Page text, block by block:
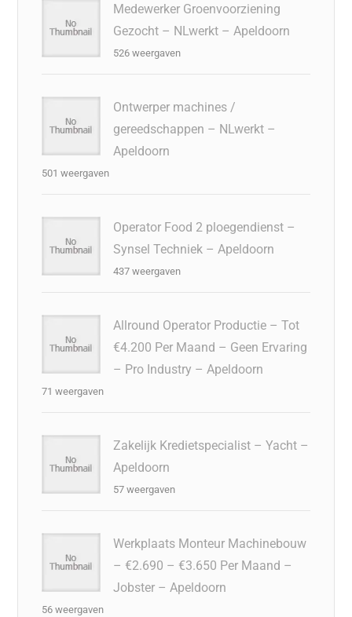
Medewerker Groenvoorziening
Gezocht – NLwerkt – Apeldoorn
526 weergaven
Ontwerper machines /
gereedschappen – NLwerkt –
Apeldoorn
501 weergaven
Operator Food 2 ploegendienst –
Synsel Techniek – Apeldoorn
437 weergaven
Allround Operator Productie – Tot
€4.200 Per Maand – Geen Ervaring
– Pro Industry – Apeldoorn
71 weergaven
Zakelijk Kredietspecialist – Yacht –
Apeldoorn
57 weergaven
Werkplaats Monteur Machinebouw
– €2.690 – €3.650 Per Maand –
Jobster – Apeldoorn
56 weergaven